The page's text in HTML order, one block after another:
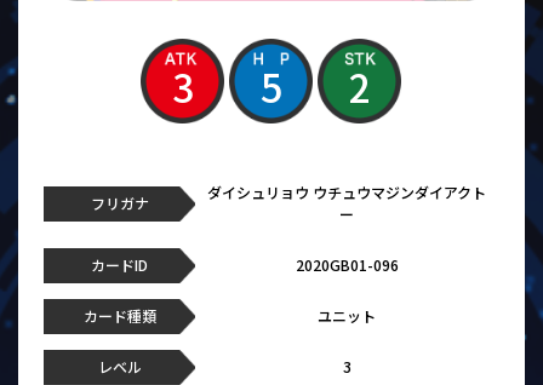
3 5 2
フリガナ
ダイシュリョウ ウチュウマジンダイアクト
ー
カードID 2020GB01-096
カード種類 ユニット
レベル 3